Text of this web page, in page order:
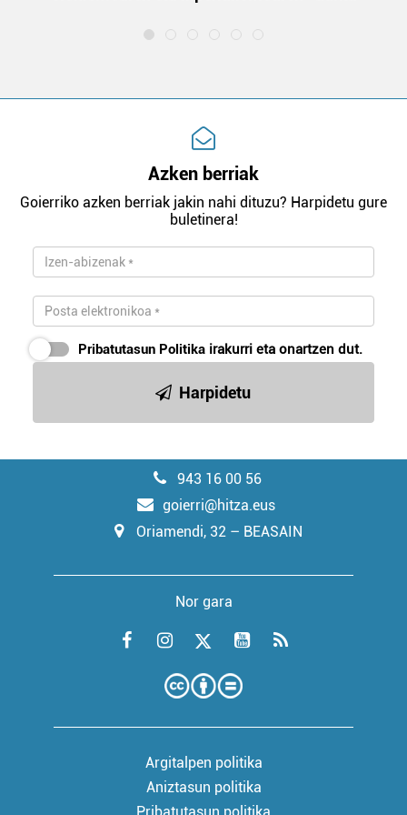
Azken berriak
Goierriko azken berriak jakin nahi dituzu? Harpidetu gure
buletinera!
Pribatutasun Politika irakurri eta onartzen dut.
Harpidetu
943 16 00 56
goierri@hitza.eus
Oriamendi, 32 – BEASAIN
Nor gara
Argitalpen politika
Aniztasun politika